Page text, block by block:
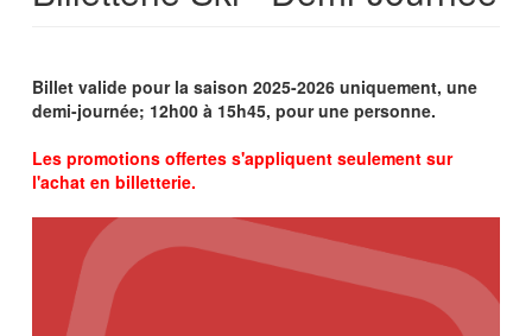
Billet valide pour la saison 2025-2026 uniquement, une
demi-journée; 12h00 à 15h45, pour une personne.
Les promotions offertes s'appliquent seulement sur
l'achat en billetterie.